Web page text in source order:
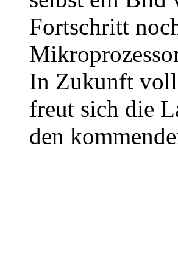
Fortschritt
In Zukunft voll
freut sich die
den